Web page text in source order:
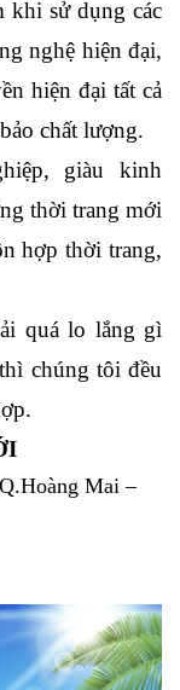
khi sử dụng các
nghệ hiện đại,
hiện đại tất cả
chất lượng.
giàu kinh
thời trang mới
hợp thời trang,
quá lo lắng gì
chúng tôi đều
Mai –